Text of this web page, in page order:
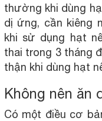
thường khi dùng
dị ứng, cần kiêng
khi sử dụng hạt
thai trong 3 tháng
thận khi dùng hạt
Không nên ăn
Có một điều cơ